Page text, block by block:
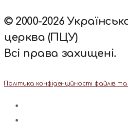
© 2000-2026
церква (ПЦУ)
Всі права захищені.
Політика конфіденційності файлів